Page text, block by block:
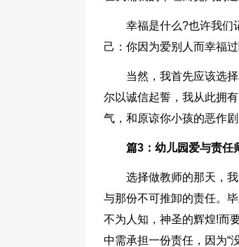
幸福是什么?也许我们
己：你因为爱别人而幸福
当然，我首先应该选
尔以诚信起誓，我从此拥
气，和原谅你小孩的恶作
篇3：幼儿园爱与责任
选择做教师的那天，
与那份不可推卸的责任。
不为人知，神圣的辉煌!而
中需承担一份责任，因为“